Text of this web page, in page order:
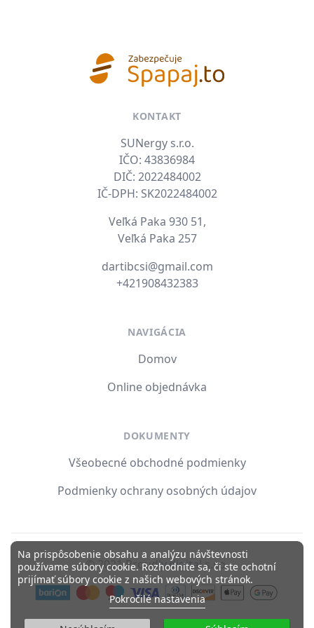
Na prispôsobenie obsahu a analýzu návštevnosti
používame súbory cookie. Rozhodnite sa, či ste ochotní
prijímať súbory cookie z našich webových stránok.
Pokročilé nastavenia
KONTAKT
SUNergy s.r.o.
IČO: 43836984
DIČ: 2022484002
IČ-DPH: SK2022484002
Veľká Paka 930 51,
Veľká Paka 257
dartibcsi@gmail.com
+421908432383
NAVIGÁCIA
Domov
Online objednávka
DOKUMENTY
Všeobecné obchodné podmienky
Podmienky ochrany osobných údajov
© 2021 Proudly.digital s.r.o.